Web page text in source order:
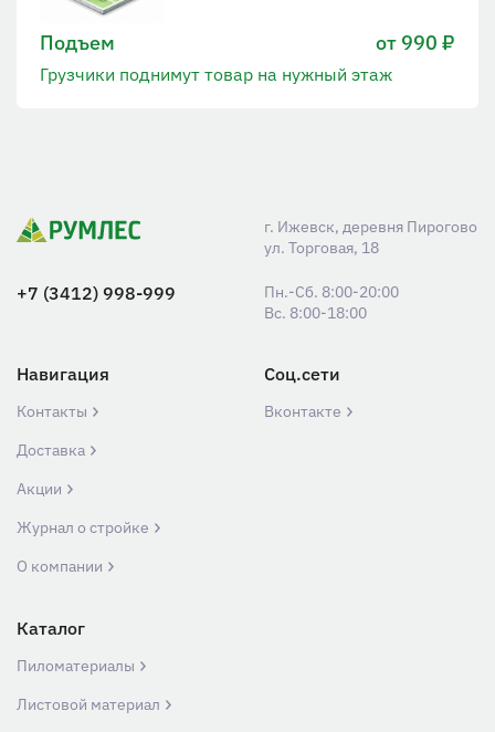
Подъем от 990 ₽
Грузчики поднимут товар на нужный этаж
г. Ижевск, деревня Пирогово
ул. Торговая, 18
+7 (3412) 998-999
Пн.-Сб. 8:00-20:00
Вс. 8:00-18:00
Навигация
Контакты
Доставка
Акции
Журнал о стройке
О компании
Соц.сети
Вконтакте
Каталог
Пиломатериалы
Листовой материал